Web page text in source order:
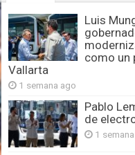
Luis
como un
Vallarta
1 semana ago
Pablo
de
1